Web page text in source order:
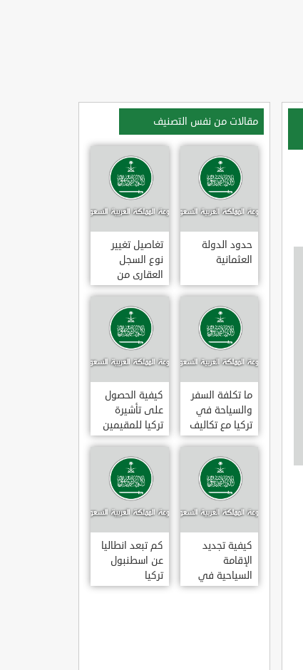
مقالات من نفس التصنيف
حدود الدولة
العثمانية
تغاصيل تغيير
نوع السجل
العقارى من
تجارى إلى
سكنى فى
تركيا
ما تكلفة السفر
والسياحة في
تركيا مع تكاليف
الاقامة
كيفية الحصول
على تأشيرة
تركيا للمقيمين
بالسعودية
2020
كيفية تجديد
الإقامة
السياحية في
تركيا وما
كم تبعد انطاليا
عن اسطنبول
تركيا